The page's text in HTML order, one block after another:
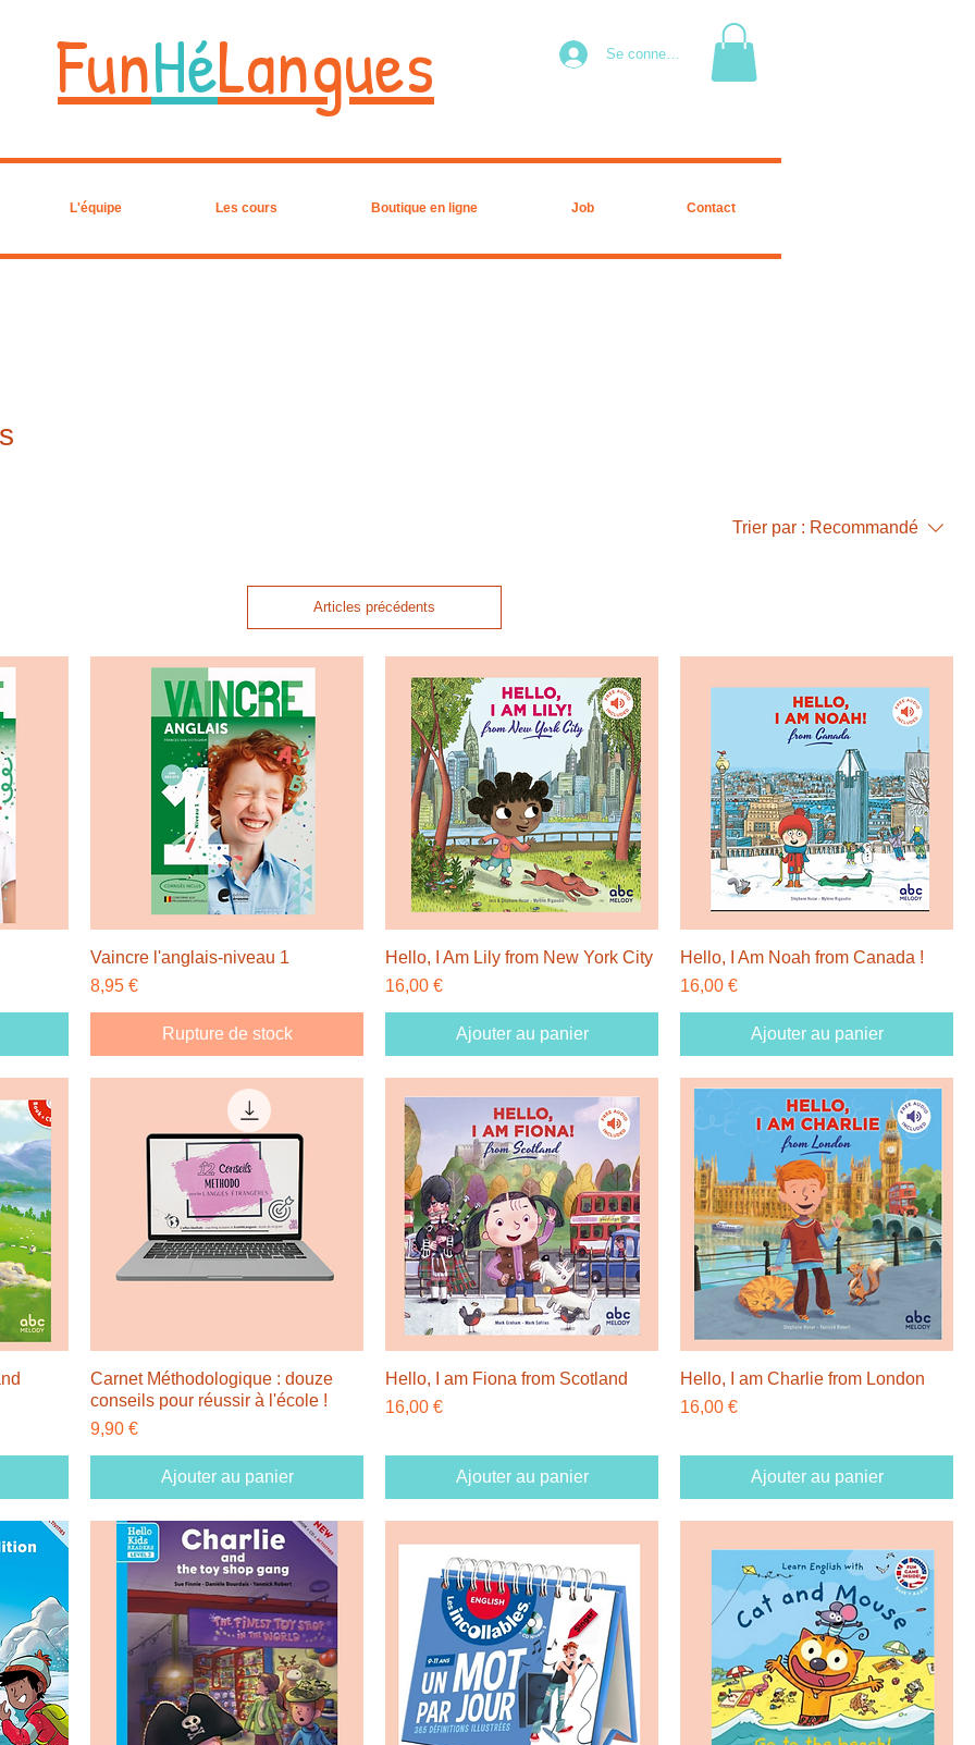
FunHéLangues Se connecter
L'équipe Les cours Boutique en ligne Job Contact
Trier par : Recommandé
Articles précédents
Vaincre l'anglais-niveau 1
Prix
8,95 €
Rupture de stock
Hello, I Am Lily from New York City
Prix
16,00 €
Ajouter au panier
Hello, I Am Noah from Canada !
Prix
16,00 €
Ajouter au panier
Carnet Méthodologique : douze
conseils pour réussir à l'école !
Prix
9,90 €
Ajouter au panier
Hello, I am Fiona from Scotland
Prix
16,00 €
Ajouter au panier
Hello, I am Charlie from London
Prix
16,00 €
Ajouter au panier